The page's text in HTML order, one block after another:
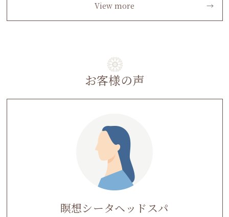
View more
お客様の声
瞑想シータヘッドスパ